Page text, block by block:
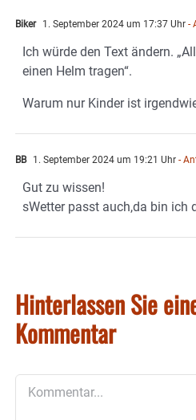
Biker 1. September 2024 um 17:37 Uhr -
Ich würde den Text ändern.
einen Helm tragen“.
Warum nur Kinder ist
BB 1. September 2024 um 19:21 Uhr -
Gut zu wissen!
sWetter passt auch,da bin ich
Hinterlassen Sie
Kommentar